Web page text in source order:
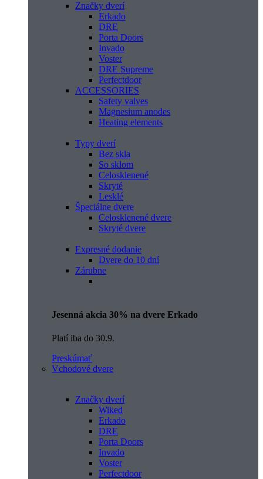
Značky dverí
Erkado
DRE
Porta Doors
Invado
Voster
DRE Supreme
Perfectdoor
ACCESSORIES
Safety valves
Magnesium anodes
Heating elements
Typy dverí
Bez skla
So sklom
Celosklenené
Skryté
Lesklé
Špeciálne dvere
Celosklenené dvere
Skryté dvere
Expresné dodanie
Dvere do 10 dní
Zárubne
Jesenná akcia 30% na dvere Erkado
Platí iba do 30.9.
Preskúmať
Vchodové dvere
Značky dverí
Wiked
Erkado
DRE
Porta Doors
Invado
Voster
Perfectdoor